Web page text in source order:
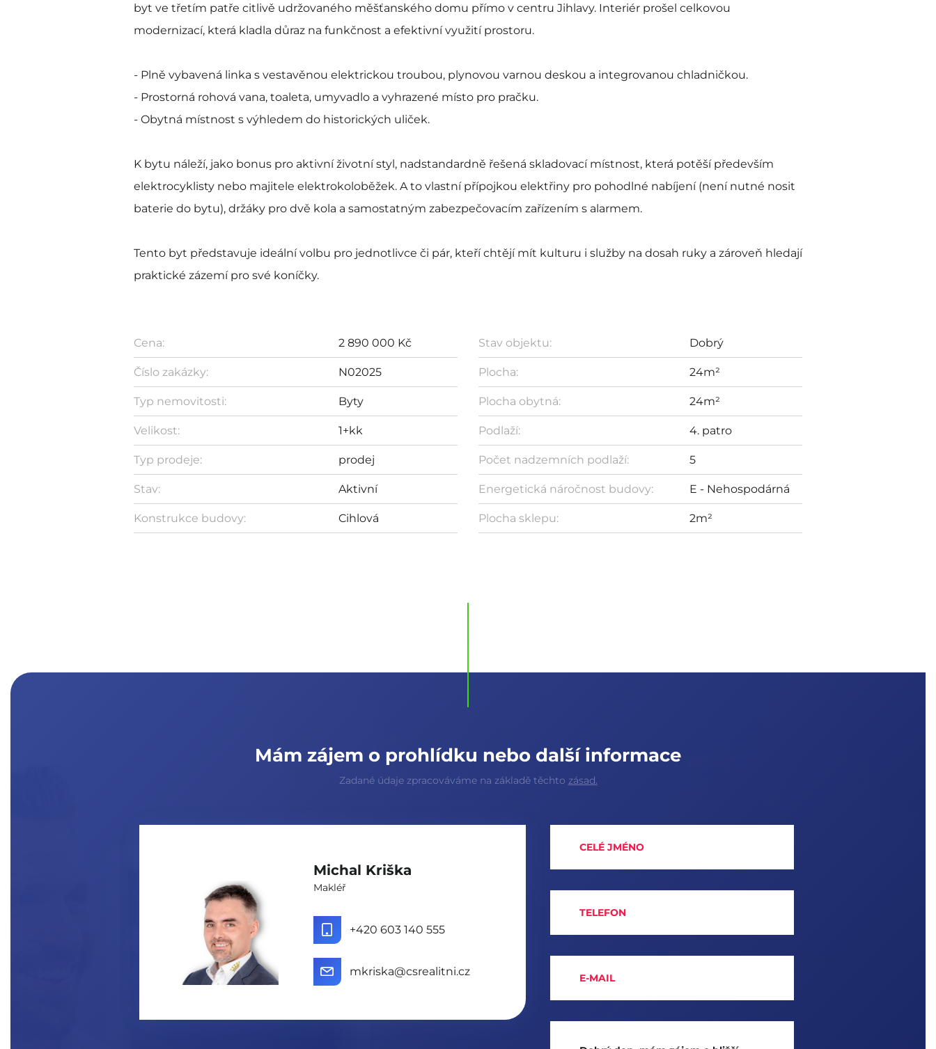
byt ve třetím patře citlivě udržovaného měšťanského domu přímo v centru Jihlavy. Interiér prošel celkovou
modernizací, která kladla důraz na funkčnost a efektivní využití prostoru.
- Plně vybavená linka s vestavěnou elektrickou troubou, plynovou varnou deskou a integrovanou chladničkou.
- Prostorná rohová vana, toaleta, umyvadlo a vyhrazené místo pro pračku.
- Obytná místnost s výhledem do historických uliček.
K bytu náleží, jako bonus pro aktivní životní styl, nadstandardně řešená skladovací místnost, která potěší především
elektrocyklisty nebo majitele elektrokoloběžek. A to vlastní přípojkou elektřiny pro pohodlné nabíjení (není nutné nosit
baterie do bytu), držáky pro dvě kola a samostatným zabezpečovacím zařízením s alarmem.
Tento byt představuje ideální volbu pro jednotlivce či pár, kteří chtějí mít kulturu i služby na dosah ruky a zároveň hledají
praktické zázemí pro své koníčky.
Cena: 2 890 000 Kč
Číslo zakázky: N02025
Typ nemovitosti: Byty
Velikost: 1+kk
Typ prodeje: prodej
Stav: Aktivní
Konstrukce budovy: Cihlová
Stav objektu: Dobrý
Plocha: 24m²
Plocha obytná: 24m²
Podlaží: 4. patro
Počet nadzemních podlaží: 5
Energetická náročnost budovy: E - Nehospodárná
Plocha sklepu: 2m²
Mám zájem o prohlídku nebo další informace
Zadané údaje zpracováváme na základě těchto zásad.
Michal Kriška
Makléř
+420 603 140 555
mkriska@csrealitni.cz